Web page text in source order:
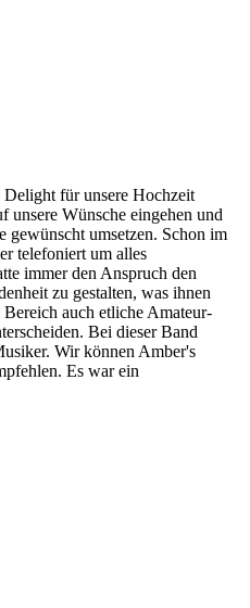
für unsere Hochzeit
unsere Wünsche eingehen und
gewünscht umsetzen. Schon im
telefoniert um alles
immer den Anspruch den
zu gestalten, was ihnen
auch etliche Amateur-
Bei dieser Band
Wir können Amber's
Es war ein